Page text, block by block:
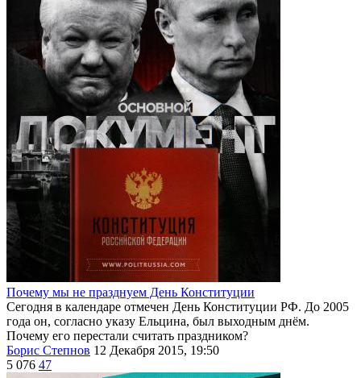
Почему мы не празднуем День Конституции
Сегодня в календаре отмечен День Конституции РФ. До 2005
года он, согласно указу Ельцина, был выходным днём.
Почему его перестали считать праздником?
Борис Степнов 12 Декабря 2015, 19:50
5 076 47